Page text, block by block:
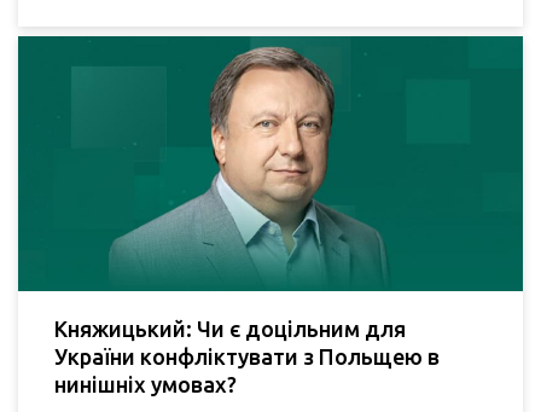
Княжицький: Чи є доцільним для
України конфліктувати з Польщею в
нинішніх умовах?